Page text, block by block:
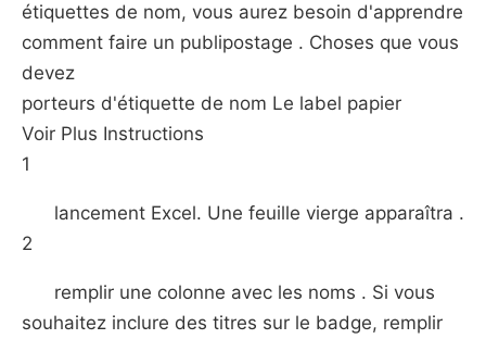
étiquettes de nom, vous aurez besoin d'apprendre
comment faire un publipostage . Choses que vous
devez
porteurs d'étiquette de nom Le label papier
Voir Plus Instructions
1
lancement Excel. Une feuille vierge apparaîtra .
2
remplir une colonne avec les noms . Si vous
souhaitez inclure des titres sur le badge, remplir